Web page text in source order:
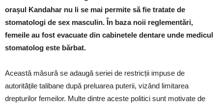
orașul Kandahar nu li se mai permite să fie tratate de
stomatologi de sex masculin. În baza noii reglementări,
femeile au fost evacuate din cabinetele dentare unde medicul
stomatolog este bărbat.
Această măsură se adaugă seriei de restricții impuse de
autoritățile talibane după preluarea puterii, vizând limitarea
drepturilor femeilor. Multe dintre aceste politici sunt motivate de